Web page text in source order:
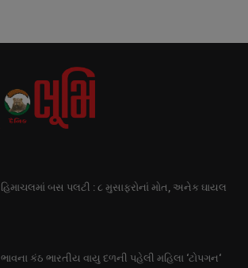
હિમાચલમાં બસ પલટી : ૮ મુસાફરોનાં મોત, અનેક ઘાયલ
ભાવના કંઠ ભારતીય વાયુ દળની પહેલી મહિલા ‘ટોપગન‘